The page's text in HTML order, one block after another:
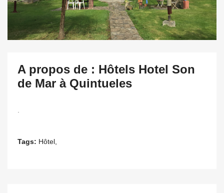
A propos de : Hôtels Hotel Son
de Mar à Quintueles
Tags: Hôtel,